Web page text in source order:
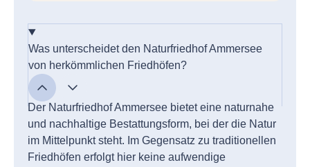
Was unterscheidet den Naturfriedhof Ammersee
von herkömmlichen Friedhöfen?
Der Naturfriedhof Ammersee bietet eine naturnahe
und nachhaltige Bestattungsform, bei der die Natur
im Mittelpunkt steht. Im Gegensatz zu traditionellen
Friedhöfen erfolgt hier keine aufwendige